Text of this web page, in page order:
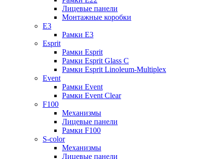
Лицевые панели
Монтажные коробки
E3
Рамки E3
Esprit
Рамки Esprit
Рамки Esprit Glass C
Рамки Esprit Linoleum-Multiplex
Event
Рамки Event
Рамки Event Clear
F100
Механизмы
Лицевые панели
Рамки F100
S-color
Механизмы
Лицевые панели